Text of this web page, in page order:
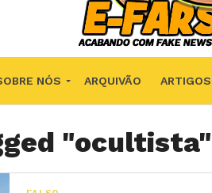
NÓS ARQUIVÃO ARTIGOS
"ocultista"